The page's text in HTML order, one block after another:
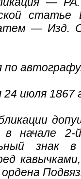
— Изд.
июля 1867
в начале
знак